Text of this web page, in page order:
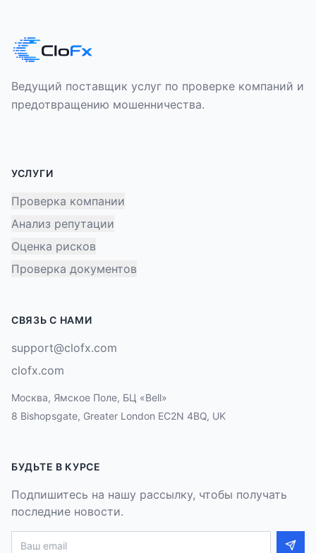
Ведущий поставщик услуг по проверке компаний и
предотвращению мошенничества.
УСЛУГИ
Проверка компании
Анализ репутации
Оценка рисков
Проверка документов
СВЯЗЬ С НАМИ
support@clofx.com
clofx.com
Москва, Ямское Поле, БЦ «Bell»
8 Bishopsgate, Greater London EC2N 4BQ, UK
БУДЬТЕ В КУРСЕ
Подпишитесь на нашу рассылку, чтобы получать
последние новости.